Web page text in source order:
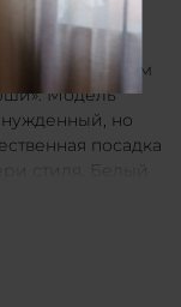
цвете от
воплощением
Модель
но
посадка
стиля. Белый